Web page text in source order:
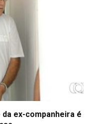
ex-companheira é